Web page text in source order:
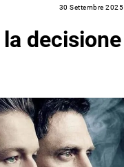
30 Settembre 2025
decisione